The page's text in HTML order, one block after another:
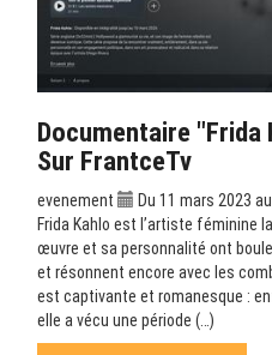
Documentaire "Frida
Sur FrantceTv
evenement
Du 11 mars 2023
Frida Kahlo est l’artiste féminine
œuvre et sa personnalité ont
et résonnent encore avec les
est captivante et romanesque :
elle a vécu une période (…)